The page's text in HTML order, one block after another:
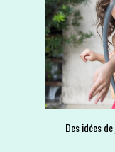
Des idées